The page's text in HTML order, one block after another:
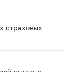
страховых